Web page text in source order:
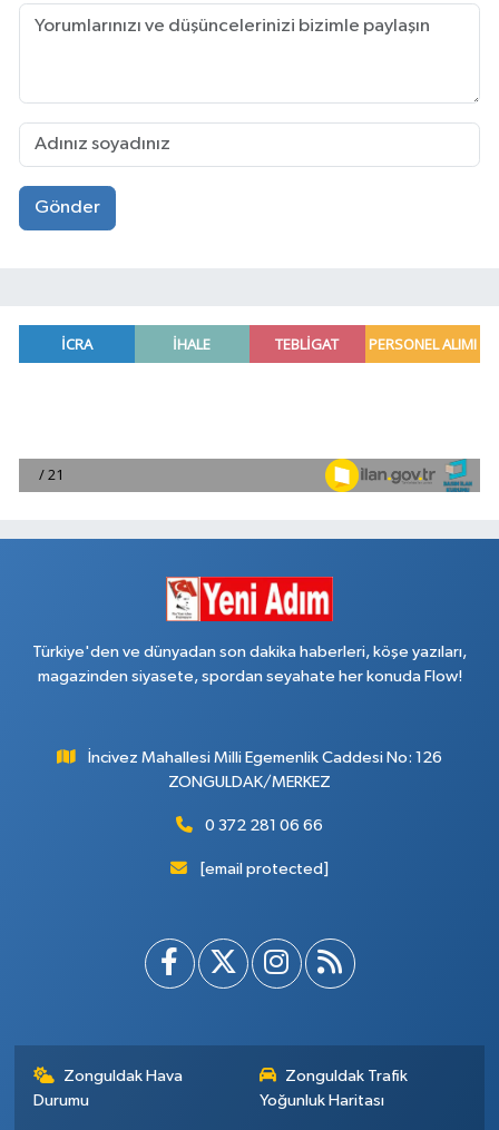
Gönder
Türkiye'den ve dünyadan son dakika haberleri, köşe yazıları,
magazinden siyasete, spordan seyahate her konuda Flow!
İncivez Mahallesi Milli Egemenlik Caddesi No: 126
ZONGULDAK/MERKEZ
0 372 281 06 66
[email protected]
Zonguldak Hava
Durumu
Zonguldak Trafik
Yoğunluk Haritası